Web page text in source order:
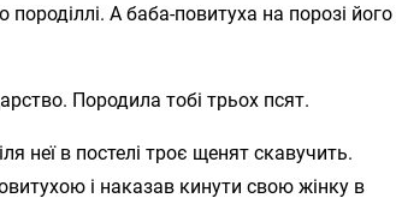
А баба-повитуха на порозі його
Породила тобі трьох псят.
неї в постелі троє щенят скавучить.
і наказав кинути свою жінку в